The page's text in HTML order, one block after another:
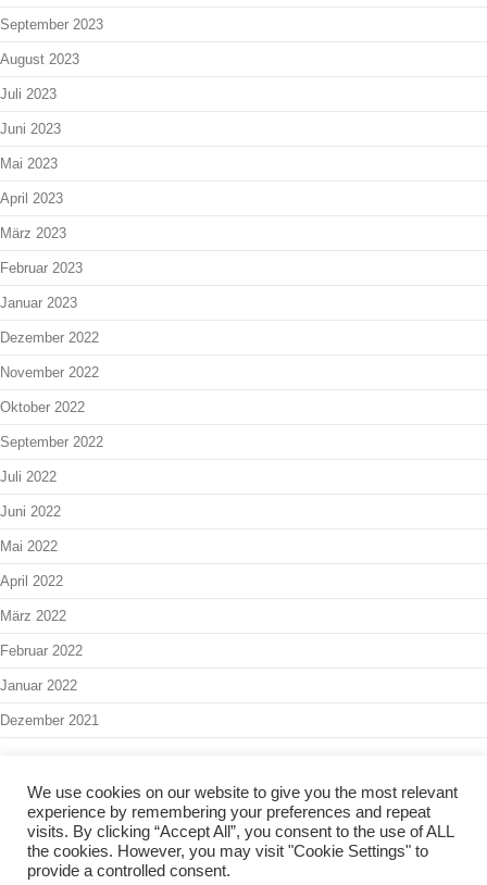
September 2023
August 2023
Juli 2023
Juni 2023
Mai 2023
April 2023
März 2023
Februar 2023
Januar 2023
Dezember 2022
November 2022
Oktober 2022
September 2022
Juli 2022
Juni 2022
Mai 2022
April 2022
März 2022
Februar 2022
Januar 2022
Dezember 2021
Interner Bereich
Admin
Copyright 2024 - Kinder- & Jugendbüro Balingen - Impressum
We use cookies on our website to give you the most relevant
experience by remembering your preferences and repeat
visits. By clicking “Accept All”, you consent to the use of ALL
the cookies. However, you may visit "Cookie Settings" to
provide a controlled consent.